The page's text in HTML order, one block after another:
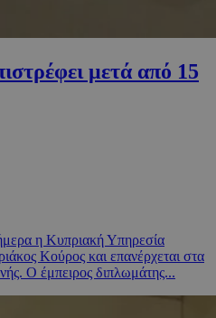
μετά από 15
η Κυπριακή Υπηρεσία
Κούρος και επανέρχεται στα
Ο έμπειρος διπλωμάτης...